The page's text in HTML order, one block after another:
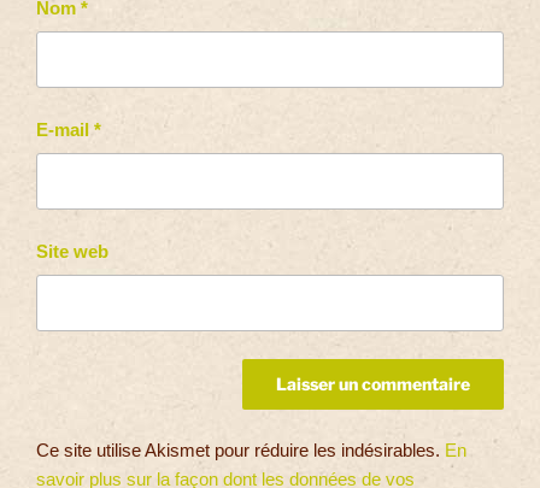
Nom *
E-mail *
Site web
Ce site utilise Akismet pour réduire les indésirables. En
savoir plus sur la façon dont les données de vos